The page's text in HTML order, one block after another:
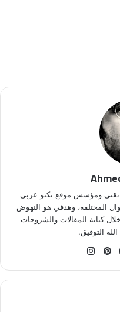
تقني ومؤسس موقع تكنو عربي
المختلفة، وهدفي هو النهوض
كتابة المقالات والشروحات
التوفيق.
يوتي
بينتي
س
ام